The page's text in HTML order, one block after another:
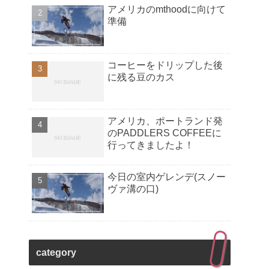
アメリカのmthoodに向けて
準備
コーヒーをドリップした後
に残る豆のカス
アメリカ、ポートランド発
のPADDLERS COFFEEに
行ってきましたよ！
今日の室内ゲレンデ(スノー
ヴァ溝の口)
category